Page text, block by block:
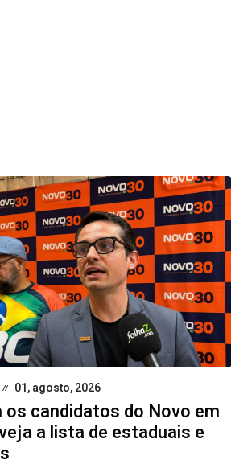
01, agosto, 2026
os candidatos do Novo em
a lista de estaduais e